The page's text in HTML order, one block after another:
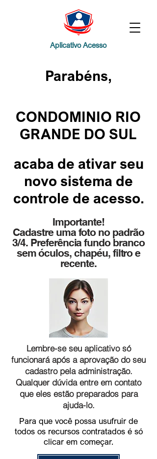
Aplicativo Acesso
Parabéns,
CONDOMINIO RIO
GRANDE DO SUL
acaba de ativar seu
novo sistema de
controle de acesso.
Importante!
Cadastre uma foto no padrão
3/4. Preferência fundo branco
sem óculos, chapéu, filtro e
recente.
Lembre-se seu aplicativo só
funcionará após a aprovação do seu
cadastro pela administração.
Qualquer dúvida entre em contato
que eles estão preparados para
ajuda-lo.
Para que você possa usufruir de
todos os recursos contratados é só
clicar em começar.